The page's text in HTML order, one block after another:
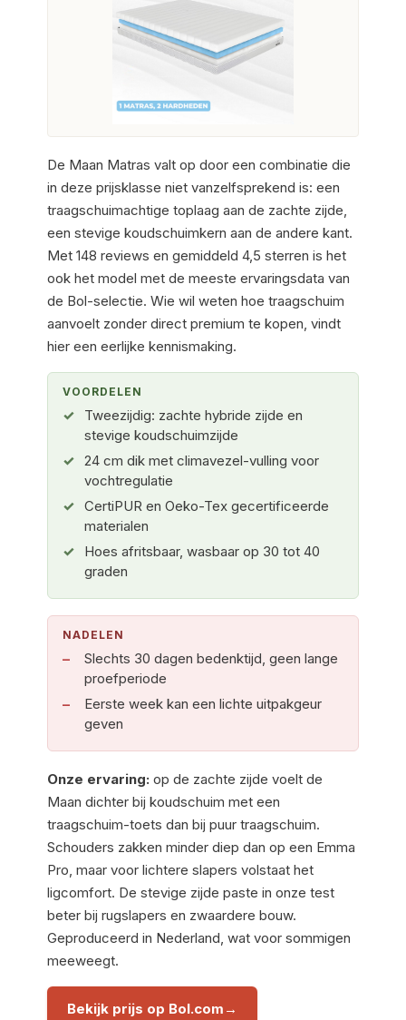
De Maan Matras valt op door een combinatie die
in deze prijsklasse niet vanzelfsprekend is: een
traagschuimachtige toplaag aan de zachte zijde,
een stevige koudschuimkern aan de andere kant.
Met 148 reviews en gemiddeld 4,5 sterren is het
ook het model met de meeste ervaringsdata van
de Bol-selectie. Wie wil weten hoe traagschuim
aanvoelt zonder direct premium te kopen, vindt
hier een eerlijke kennismaking.
VOORDELEN
Tweezijdig: zachte hybride zijde en
stevige koudschuimzijde
24 cm dik met climavezel-vulling voor
vochtregulatie
CertiPUR en Oeko-Tex gecertificeerde
materialen
Hoes afritsbaar, wasbaar op 30 tot 40
graden
NADELEN
Slechts 30 dagen bedenktijd, geen lange
proefperiode
Eerste week kan een lichte uitpakgeur
geven
Onze ervaring: op de zachte zijde voelt de
Maan dichter bij koudschuim met een
traagschuim-toets dan bij puur traagschuim.
Schouders zakken minder diep dan op een Emma
Pro, maar voor lichtere slapers volstaat het
ligcomfort. De stevige zijde paste in onze test
beter bij rugslapers en zwaardere bouw.
Geproduceerd in Nederland, wat voor sommigen
meeweegt.
Bekijk prijs op Bol.com